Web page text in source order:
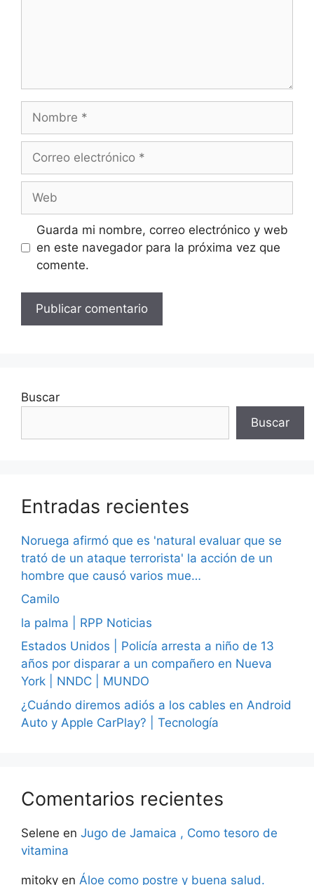
Nombre
Correo
Web
Guarda mi nombre, correo electrónico y web
en este navegador para la próxima vez que
comente.
Buscar
Buscar
Entradas recientes
Noruega afirmó que es 'natural evaluar que se
trató de un ataque terrorista' la acción de un
hombre que causó varios mue…
Camilo
la palma | RPP Noticias
Estados Unidos | Policía arresta a niño de 13
años por disparar a un compañero en Nueva
York | NNDC | MUNDO
¿Cuándo diremos adiós a los cables en Android
Auto y Apple CarPlay? | Tecnología
Comentarios recientes
Selene en Jugo de Jamaica , Como tesoro de
vitamina
mitoky en Áloe como postre y buena salud.